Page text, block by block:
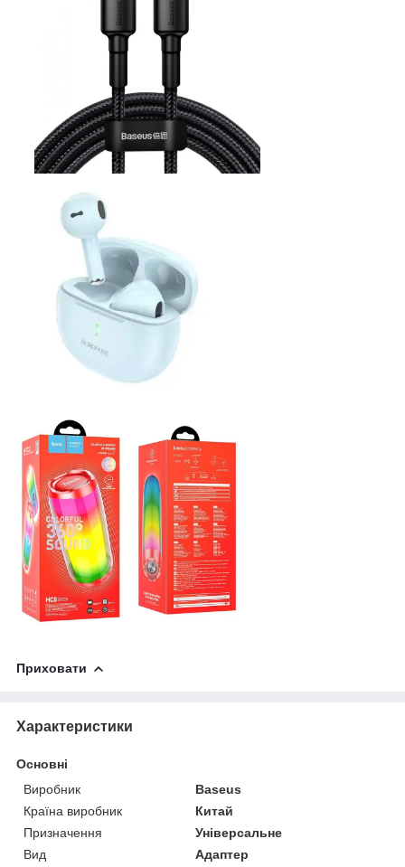
Приховати
Характеристики
Основні
Виробник
Baseus
Країна виробник
Китай
Призначення
Універсальне
Вид
Адаптер